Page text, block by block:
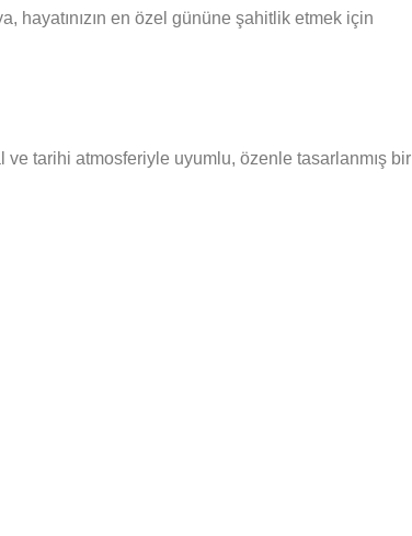
hayatınızın en özel gününe şahitlik etmek için
ve tarihi atmosferiyle uyumlu, özenle tasarlanmış bir